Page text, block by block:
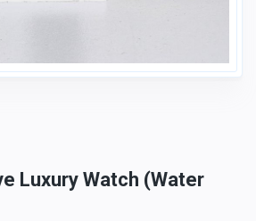
Luxury Watch (Water